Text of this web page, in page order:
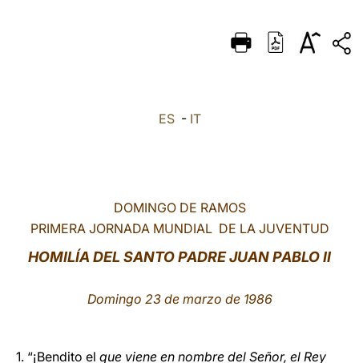
DEUTSCH
ES- IT
DOMINGO DE RAMOS
PRIMERA JORNADA MUNDIAL DE LA JUVENTUD
HOMILÍA DEL SANTO PADRE JUAN PABLO II
Domingo 23 de marzo de 1986
1. “¡Bendito el que viene en nombre del Señor, el Rey